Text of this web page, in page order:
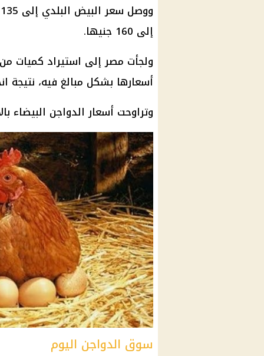
ووصل سعر البيض
إلى 160 جنيها.
ولجأت مصر إلى استيراد كميات
أسعارها بشكل مبالغ فيه،
وتراوحت أسعار الدواجن البيضاء
سوق الدواجن اليوم